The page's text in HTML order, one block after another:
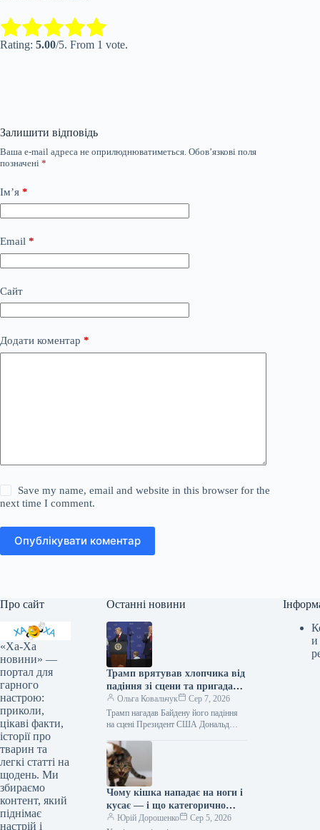
Rate this item:
Rating: 5.00/5. From 1 vote.
Залишити відповідь
Ваша e-mail адреса не оприлюднюватиметься. Обов’язкові поля
позначені *
Ім’я *
Email *
Сайт
Додати коментар *
Save my name, email and website in this browser for the
next time I comment.
Опублікувати коментар
Про сайт
«Ха-Ха
новини» —
портал для
гарного
настрою:
приколи,
цікаві факти,
історії про
тварин та
легкі статті на
щодень. Ми
збираємо
контент, який
піднімає
настрій і
Останні новини
Трамп врятував хлопчика від
падіння зі сцени та пригадав
Байдена (відео)
Ольга Ковальчук
Сер 7, 2026
Трамп нагадав Байдену його падіння
на сцені Президент США Дональд
сцени та обмовився про…
Чому кішка нападає на ноги і
кусає — і що категорично
заборонено робити у відповідь
Юрій Дорошенко
Сер 5, 2026
и